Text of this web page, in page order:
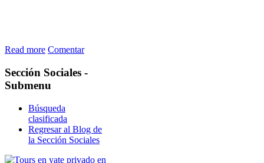
Read more Comentar
Sección Sociales -
Submenu
Búsqueda
clasificada
Regresar al Blog de
la Sección Sociales